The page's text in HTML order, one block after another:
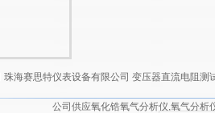
珠海赛思特仪表设备有限公司 变压器直流电阻测
公司供应氧化锆氧气分析仪,氧气分